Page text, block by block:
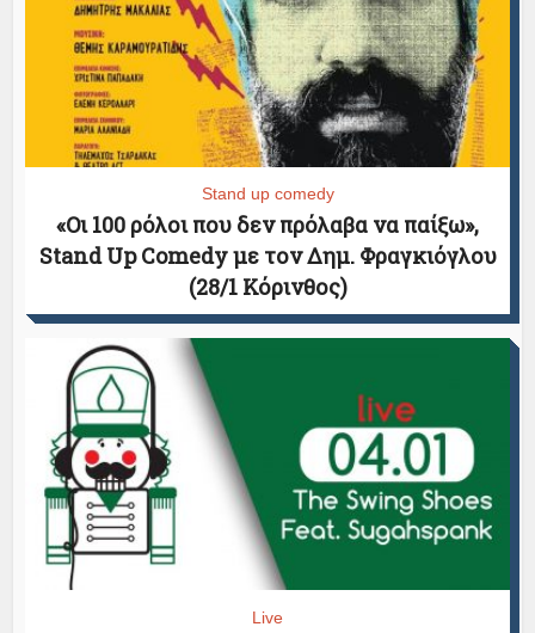
Stand up comedy
«Οι 100 ρόλοι που δεν πρόλαβα να παίξω»,
Stand Up Comedy με τον Δημ. Φραγκιόγλου
(28/1 Κόρινθος)
Live